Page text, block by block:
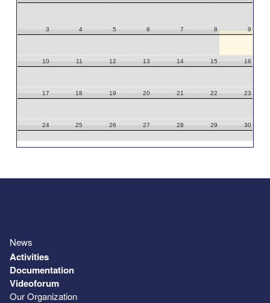
3 4 5 6 7 8 9
10 11 12 13 14 15 16
17 18 19 20 21 22 23
24 25 26 27 28 29 30
News
Activities
Documentation
Videoforum
Our Organization